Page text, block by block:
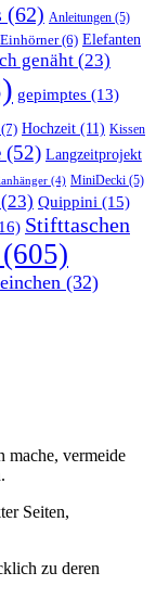
(62) Anleitungen (5)
Einhörner(6) Elefanten
genäht (23)
gepimptes (13)
(7) Hochzeit (11) Kissen
(52) Langzeitprojekt
(4) MiniDecki (5)
(23) Quippini (15)
Stifttaschen
(605)
(32)
mache, vermeide
Seiten,
zu deren